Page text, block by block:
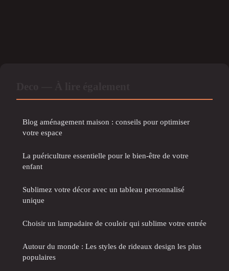
Blog aménagement maison : conseils pour optimiser
votre espace
La puériculture essentielle pour le bien-être de votre
enfant
Sublimez votre décor avec un tableau personnalisé
unique
Choisir un lampadaire de couloir qui sublime votre entrée
Autour du monde : Les styles de rideaux design les plus
populaires